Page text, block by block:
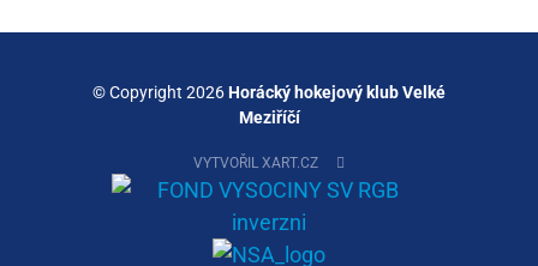
© Copyright 2026Horácký hokejový klub Velké
Meziříčí
VYTVOŘIL XART.CZ